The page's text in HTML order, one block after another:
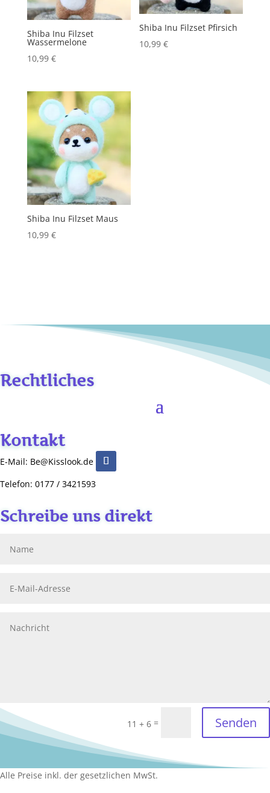
Shiba Inu Filzset
Wassermelone
10,99 €
Shiba Inu Filzset Pfirsich
10,99€
Shiba Inu Filzset Maus
10,99 €
Rechtliches
Kontakt
E-Mail: Be@Kisslook.de
Telefon: 0177 / 3421593
Schreibe uns direkt
11 + 6 = Senden
Alle Preise inkl. der gesetzlichen MwSt.